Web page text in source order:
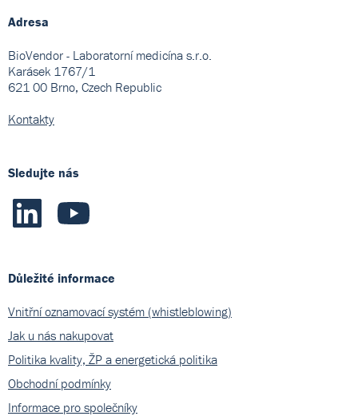
Adresa
BioVendor - Laboratorní medicína s.r.o.
Karásek 1767/1
621 00 Brno, Czech Republic
Kontakty
Sledujte nás
Důležité informace
Vnitřní oznamovací systém (whistleblowing)
Jak u nás nakupovat
Politika kvality, ŽP a energetická politika
Obchodní podmínky
Informace pro společníky